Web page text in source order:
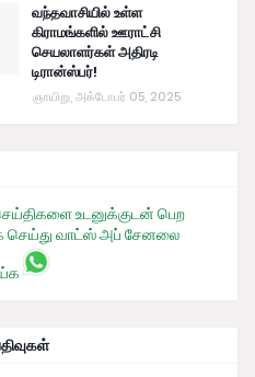
வந்தவாசியில் உள்ள
கிராமங்களில் ஊராட்சி
செயலாளர்கள் அதிரடி
டிரான்ஸ்பர்!
ஞாயிறு, அக்டோபர் 05, 2025
உடனுக்குடன் பெற
செய்து வாட்ஸ் அப் சேனலை